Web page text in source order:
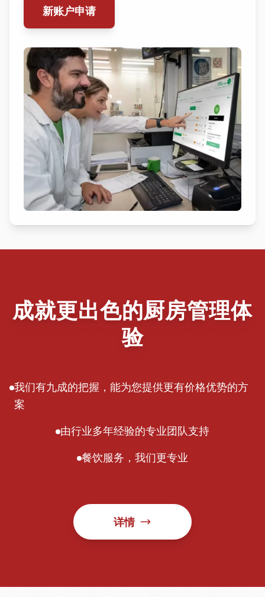
新账户申请
成就更出色的厨房管理体
验
我们有九成的把握，能为您提供更有价格优势的方
案
由行业多年经验的专业团队支持
餐饮服务，我们更专业
详情